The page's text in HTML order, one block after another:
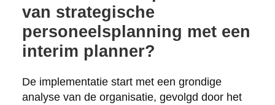
van strategische
personeelsplanning met een
interim planner?
De implementatie start met een grondige
analyse van de organisatie, gevolgd door het